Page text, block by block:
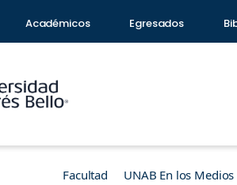
Académicos Egresados
Facultad UNAB En los Medios